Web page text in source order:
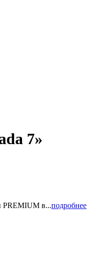
7»
PREMIUM в...подробнее